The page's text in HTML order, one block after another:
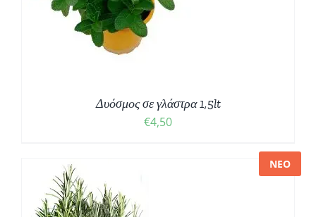
Δυόσμος σε γλάστρα 1,5lt
€4,50
ΝΕΟ